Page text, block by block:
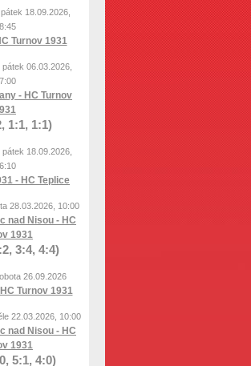
pátek 18.09.2026,
Turnov 1931
pátek 06.03.2026,
- HC Turnov
1:1, 1:1)
pátek 18.09.2026,
- HC Teplice
28.03.2026, 10:00
nad Nisou - HC
1931
3:4, 4:4)
26.09.2026
Turnov 1931
22.03.2026, 10:00
nad Nisou - HC
1931
5:1, 4:0)